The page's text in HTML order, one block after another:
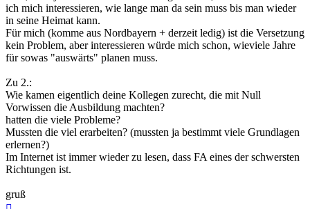
ich mich interessieren, wie lange man da sein muss bis man wieder
in seine Heimat kann.
Für mich (komme aus Nordbayern + derzeit ledig) ist die Versetzung
kein Problem, aber interessieren würde mich schon, wieviele Jahre
für sowas "auswärts" planen muss.
Zu 2.:
Wie kamen eigentlich deine Kollegen zurecht, die mit Null
Vorwissen die Ausbildung machten?
hatten die viele Probleme?
Mussten die viel erarbeiten? (mussten ja bestimmt viele Grundlagen
erlernen?)
Im Internet ist immer wieder zu lesen, dass FA eines der schwersten
Richtungen ist.
gruß